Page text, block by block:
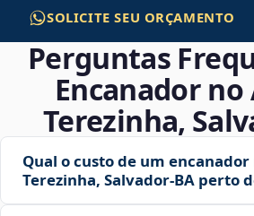
SOLICITE SEU ORÇAMENTO
Perguntas
Encanador no
Terezinha,
Qual o custo de um encanador
Terezinha, Salvador‑BA perto